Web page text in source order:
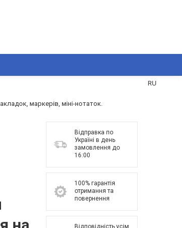
RU
маркерів, міні-нотаток.
Відправка по
Україні в день
замовлення до
16:00
100% гарантія
отримання та
повернення
Відповідність усім